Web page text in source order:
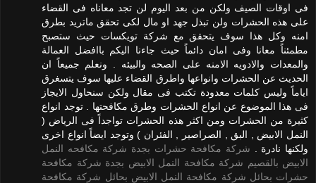
فى اوقات الصيف ولكن من بعد اليوم لن تجد معاناه فى القضاء
على هذه الحشرات ولن تبذل جهد او مال لكى تحقق ماتريد بطرق
امنه وكل هذا سوف يتحقق مع شركة تويكسات حيث ستصبح
مطمئناً معانا وفى امان دائماً حيث جاءنا اليكم باافضل العمالة
والمعدات والادويه الامنه على الصحه والبيئه . ونعلم جميعاً ان
الحديث عن الحشرات وانواعها واطرق القضاء عليها سوف يتسغرق
اياماً وليس كلمات معدودة تكتب فى مقال ولكن سنحاول الايجاز
فى هذا الموضوع عن انواع الحشرات وطرق مكافحتها . توجد انواع
كثيرة من الحشرات ومن اكثر هذه الحشرات تواجداً فى الرياض (
النمل الابيض , البق , الصراصير , الفئران ) وتوجد ايضاً انواع اخرى
ولكنها نادرة . شركة مكافحة حشرات بجدة شركة مكافحه النمل
الابيض بالقصيم شركة مكافحة النمل الابيض بجدة شركة مكافحة
حشرات بحائل شركة مكافحة النمل الابيض بحائل شركة مكافحة